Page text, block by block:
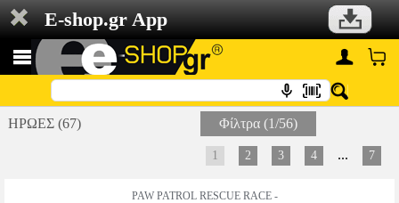
E-shop.gr App
ΗΡΩΕΣ (67) Φίλτρα (1/56)
1 2 3 4 ... 7
PAW PATROL RESCUE RACE -